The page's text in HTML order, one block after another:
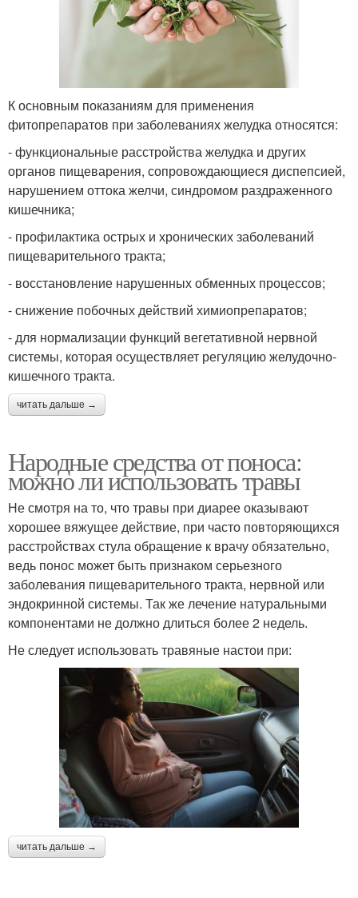
К основным показаниям для применения
фитопрепаратов при заболеваниях желудка относятся:
- функциональные расстройства желудка и других
органов пищеварения, сопровождающиеся диспепсией,
нарушением оттока желчи, синдромом раздраженного
кишечника;
- профилактика острых и хронических заболеваний
пищеварительного тракта;
- восстановление нарушенных обменных процессов;
- снижение побочных действий химиопрепаратов;
- для нормализации функций вегетативной нервной
системы, которая осуществляет регуляцию желудочно-
кишечного тракта.
читать дальше →
Народные средства от поноса:
можно ли использовать травы
Не смотря на то, что травы при диарее оказывают
хорошее вяжущее действие, при часто повторяющихся
расстройствах стула обращение к врачу обязательно,
ведь понос может быть признаком серьезного
заболевания пищеварительного тракта, нервной или
эндокринной системы. Так же лечение натуральными
компонентами не должно длиться более 2 недель.
Не следует использовать травяные настои при:
читать дальше →